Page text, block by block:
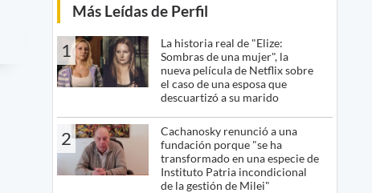
Más Leídas de Perfil
1
La historia real de "Elize:
Sombras de una mujer", la
nueva película de Netflix sobre
el caso de una esposa que
descuartizó a su marido
2
Cachanosky renunció a una
fundación porque "se ha
transformado en una especie de
Instituto Patria incondicional
de la gestión de Milei"